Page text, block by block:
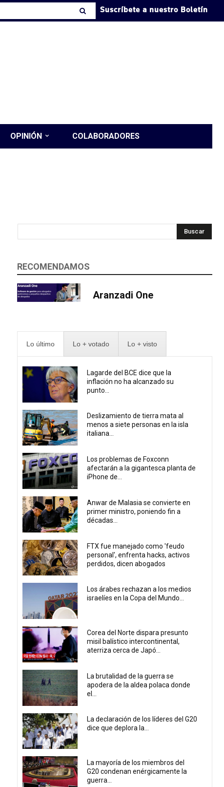
Suscríbete a nuestro Boletín
OPINIÓN COLABORADORES
Buscar
RECOMENDAMOS
Aranzadi One
Lo último Lo + votado Lo + visto
Lagarde del BCE dice que la
inflación no ha alcanzado su
punto...
Deslizamiento de tierra mata al
menos a siete personas en la isla
italiana...
Los problemas de Foxconn
afectarán a la gigantesca planta de
iPhone de...
Anwar de Malasia se convierte en
primer ministro, poniendo fin a
décadas...
FTX fue manejado como 'feudo
personal', enfrenta hacks, activos
perdidos, dicen abogados
Los árabes rechazan a los medios
israelíes en la Copa del Mundo...
Corea del Norte dispara presunto
misil balístico intercontinental,
aterriza cerca de Japó...
La brutalidad de la guerra se
apodera de la aldea polaca donde
el...
La declaración de los líderes del G20
dice que deplora la...
La mayoría de los miembros del
G20 condenan enérgicamente la
guerra...